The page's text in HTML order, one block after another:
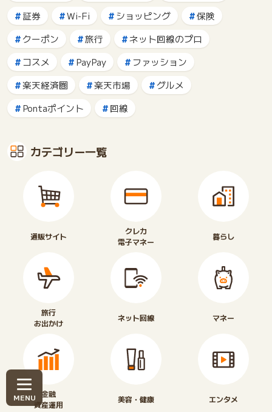
証券
Wi-Fi ショッピング
保険
クーポン
旅行
ネット回線のプロ
コスメ
PayPay
ファッション
楽天経済圏
楽天市場
グルメ
Pontaポイント
回線
カテゴリー一覧
通販サイト
クレカ
電子マネー
暮らし
旅行
お出かけ
ネット回線 マネー
金融
資産運用
美容・健康 エンタメ